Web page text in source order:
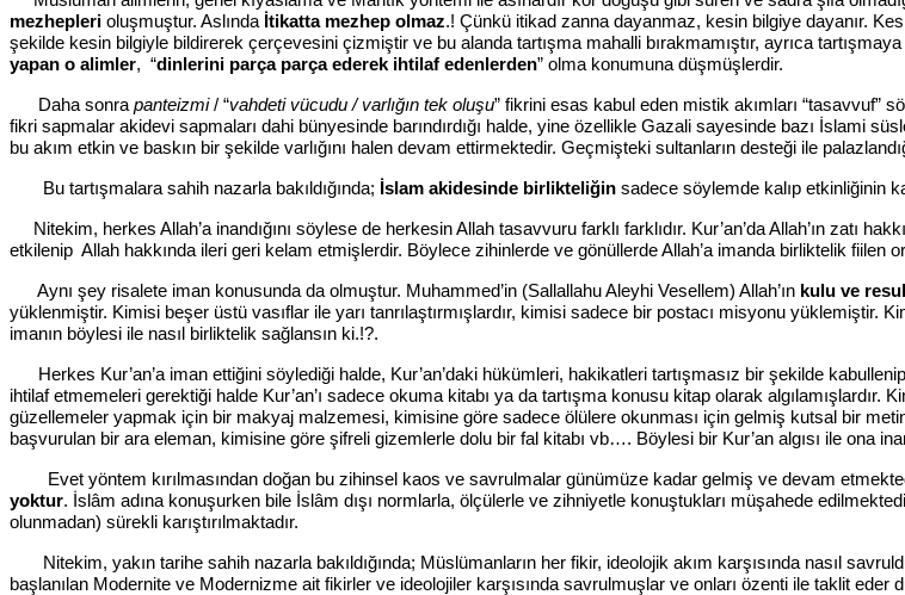
mezhepleri oluşmuştur. Aslında İtikatta mezhep olmaz.! Çünkü itikad zanna dayanmaz, kesin bilgiye dayanır.
şekilde kesin bilgiyle bildirerek çerçevesini çizmiştir ve bu alanda tartışma mahalli bırakmamıştır, ayrıca
yapan o alimler, “dinlerini parça parça ederek ihtilaf edenlerden” olma konumuna düşmüşlerdir.
Daha sonra panteizmi/ “vahdeti vücudu / varlığın tek oluşu” fikrini esas kabul eden mistik akımları “tasavvuf”
fikri sapmalar akidevi sapmaları dahi bünyesinde barındırdığı halde, yine özellikle Gazali sayesinde bazı İslami
bu akım etkin ve baskın bir şekilde varlığını halen devam ettirmektedir. Geçmişteki sultanların desteği ile
Bu tartışmalara sahih nazarla bakıldığında; İslam akidesinde birlikteliğin sadece söylemde kalıp etkinliğinin
Nitekim, herkes Allah’a inandığını söylese de herkesin Allah tasavvuru farklı farklıdır. Kur’an’da Allah’ın zatı
etkilenip Allah hakkında ileri geri kelam etmişlerdir. Böylece zihinlerde ve gönüllerde Allah’a imanda birliktelik fiilen
Aynı şey risalete iman konusunda da olmuştur. Muhammed’in (Sallallahu Aleyhi Vesellem) Allah’ın kulu ve
yüklenmiştir. Kimisi beşer üstü vasıflar ile yarı tanrılaştırmışlardır, kimisi sadece bir postacı misyonu yüklemiştir.
imanın böylesi ile nasıl birliktelik sağlansın ki.!?.
Herkes Kur’an’a iman ettiğini söylediği halde, Kur’an’daki hükümleri, hakikatleri tartışmasız bir şekilde
ihtilaf etmemeleri gerektiği halde Kur’an’ı sadece okuma kitabı ya da tartışma konusu kitap olarak
güzellemeler yapmak için bir makyaj malzemesi, kimisine göre sadece ölülere okunması için gelmiş kutsal bir
başvurulan bir ara eleman, kimisine göre şifreli gizemlerle dolu bir fal kitabı vb…. Böylesi bir Kur’an algısı ile ona
Evet yöntem kırılmasından doğan bu zihinsel kaos ve savrulmalar günümüze kadar gelmiş ve devam
yoktur. İslâm adına konuşurken bile İslâm dışı normlarla, ölçülerle ve zihniyetle konuştukları müşahede
olunmadan) sürekli karıştırılmaktadır.
Nitekim, yakın tarihe sahih nazarla bakıldığında; Müslümanların her fikir, ideolojik akım karşısında nasıl
başlanılan Modernite ve Modernizme ait fikirler ve ideolojiler karşısında savrulmuşlar ve onları özenti ile taklit